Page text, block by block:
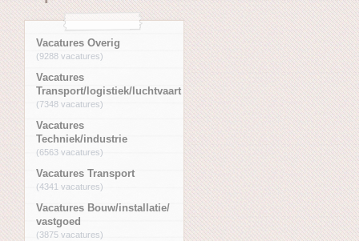
Vacatures Overig
(9288 vacatures)
Vacatures
Transport/logistiek/luchtvaart
(7348 vacatures)
Vacatures
Techniek/industrie
(6563 vacatures)
Vacatures Transport
(4341 vacatures)
Vacatures Bouw/installatie/
vastgoed
(3875 vacatures)